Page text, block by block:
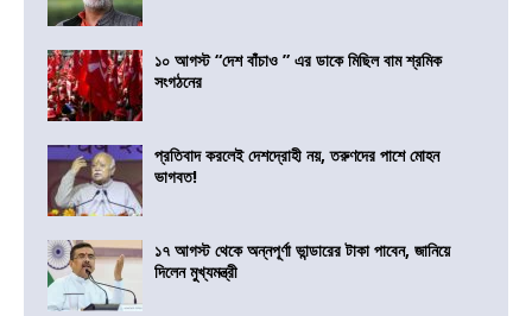
১০ আগস্ট “দেশ বাঁচাও ” এর ডাকে মিছিল বাম শ্রমিক
সংগঠনের
প্রতিবাদ করলেই দেশদ্রোহী নয়, তরুণদের পাশে মোহন
ভাগবত!
১৭ আগস্ট থেকে অন্নপূর্ণা ভান্ডারের টাকা পাবেন, জানিয়ে
দিলেন মুখ্যমন্ত্রী